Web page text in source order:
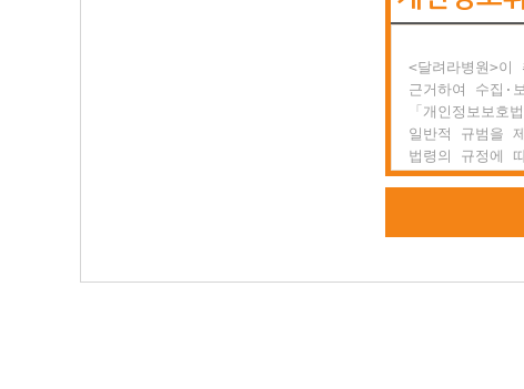
있을 때
제3조 약관 외
이 약관에 명
있을 경우에
○ 제2장 회원
회원이란 달
양식을 작성
<달려라병원>이
근거하여 수집·
「개인정보보
일반적 규범을
법령의 규정에
공공업무의 적
위해 적법하고
등 정보주체의